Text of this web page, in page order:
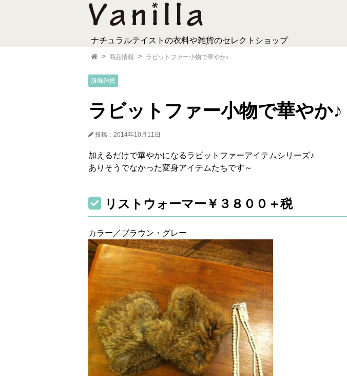
ナチュラルテイストの衣料や雑貨のセレクトショップ
商品情報 ラビットファー小物で華やか♪
服飾雑貨
ラビットファー小物で華やか♪
投稿：2014年10月11日
加えるだけで華やかになるラビットファーアイテムシリーズ♪
ありそうでなかった変身アイテムたちです～
リストウォーマー￥３８００＋税
カラー／ブラウン・グレー